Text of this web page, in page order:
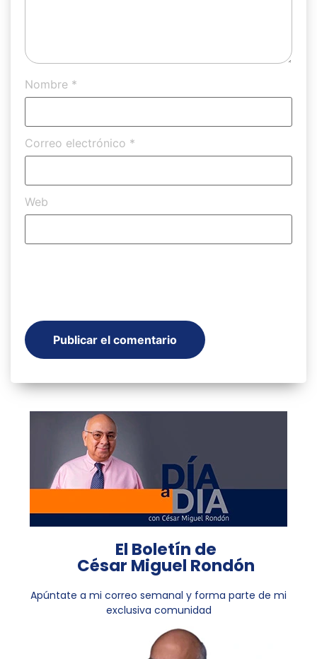
Nombre *
Correo electrónico *
Web
El Boletín de
César Miguel Rondón
Apúntate a mi correo semanal y forma parte de mi
exclusiva comunidad